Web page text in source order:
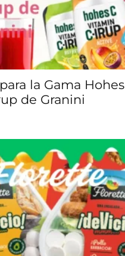
la Gama Hohes
de Granini